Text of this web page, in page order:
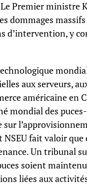
Premier ministre
dommages massifs
d’intervention, y
aux serveurs,
américaine en
mondial des puces-
NSEU fait valoir que
Un tribunal
soient
liées aux